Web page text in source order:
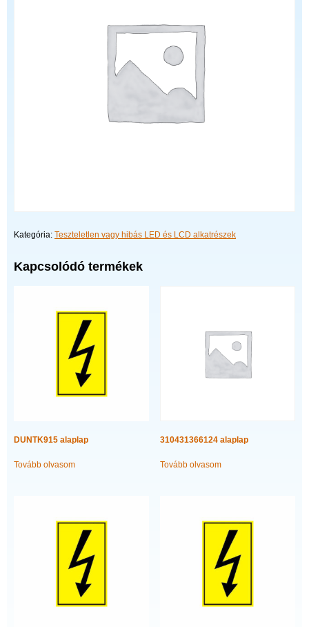
Kategória: Teszteletlen vagy hibás LED és LCD alkatrészek
Kapcsolódó termékek
DUNTK915 alaplap
Tovább olvasom
310431366124 alaplap
Tovább olvasom